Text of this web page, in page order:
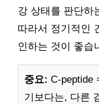
강 상태를 판단하
따라서 정기적인
인하는 것이 좋습
중요: C-peptide
기보다는, 다른